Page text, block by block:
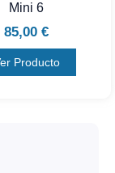
Mini 6
85,00 €
Producto